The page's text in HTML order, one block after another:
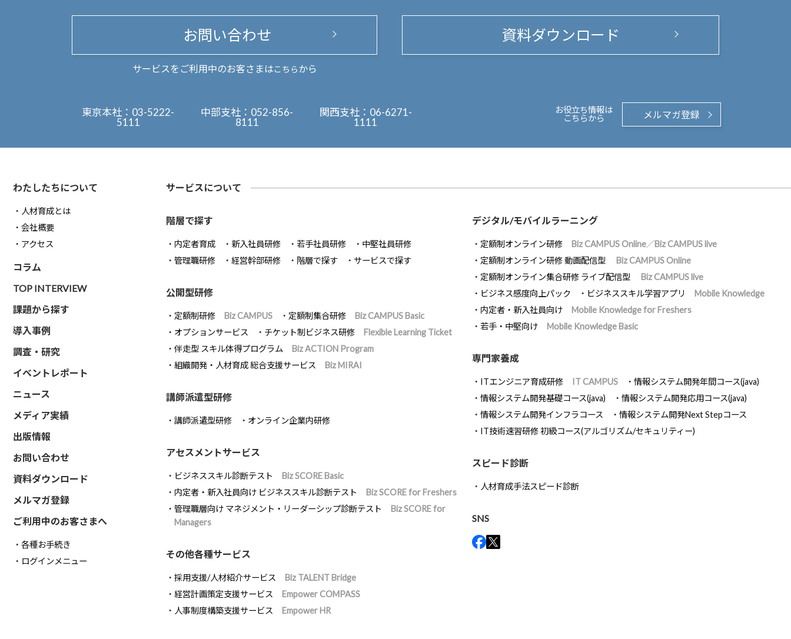
お問い合わせ
サービスをご利用中のお客さまはこちらから
資料ダウンロード
東京本社： 03-5222-
5111
中部支社： 052-856-
8111
関西支社： 06-6271-
1111
お役立ち情報は
こちらから
メルマガ登録
わたしたちについて
人材育成とは
会社概要
アクセス
コラム
TOP INTERVIEW
課題から探す
導入事例
調査・研究
イベントレポート
ニュース
メディア実績
出版情報
お問い合わせ
資料ダウンロード
メルマガ登録
ご利用中のお客さまへ
各種お手続き
ログインメニュー
サービスについて
階層で探す
内定者育成 新入社員研修 若手社員研修
中堅社員研修
管理職研修
経営幹部研修 階層で探す サービスで探す
公開型研修
定額制研修 Biz CAMPUS 定額制集合研修
Biz CAMPUS Basic
オプションサービス
チケット制ビジネス研修
Flexible Learning Ticket
伴走型 スキル体得プログラム
Biz ACTION Program
組織開発・人材育成 総合支援サービス
Biz MIRAI
講師派遣型研修
講師派遣型研修 オンライン企業内研修
アセスメントサービス
ビジネススキル診断テスト
Biz SCORE Basic
内定者・新入社員向け ビジネススキル診断テスト
Biz SCORE for Freshers
管理職層向け マネジメント・リーダーシップ診断テスト
Biz SCORE for
Managers
その他各種サービス
採用支援/人材紹介サービス
Biz TALENT Bridge
経営計画策定支援サービス
Empower COMPASS
人事制度構築支援サービス
Empower HR
デジタル/モバイルラーニング
定額制オンライン研修
Biz CAMPUS Online／Biz CAMPUS live
定額制オンライン研修 動画配信型
Biz CAMPUS Online
定額制オンライン集合研修 ライブ配信型
Biz CAMPUS live
ビジネス感度向上パック
ビジネススキル学習アプリ
Mobile Knowledge
内定者・新入社員向け
Mobile Knowledge for Freshers
若手・中堅向け
Mobile Knowledge Basic
専門家養成
ITエンジニア育成研修 IT CAMPUS
情報システム開発年間コース(java)
情報システム開発基礎コース(java)
情報システム開発応用コース(java)
情報システム開発インフラコース
情報システム開発Next Stepコース
IT技術速習研修 初級コース(アルゴリズム/セキュリティー)
スピード診断
人材育成手法スピード診断
SNS